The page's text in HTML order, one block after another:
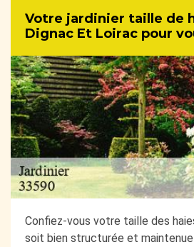
Votre jardinier taille de
Dignac Et Loirac pour
Confiez-vous votre taille des
soit bien structurée et